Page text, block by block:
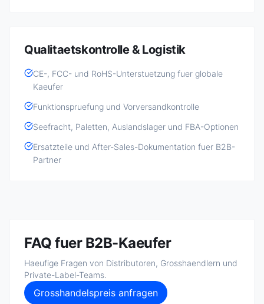
Qualitaetskontrolle & Logistik
CE-, FCC- und RoHS-Unterstuetzung fuer globale
Kaeufer
Funktionspruefung und Vorversandkontrolle
Seefracht, Paletten, Auslandslager und FBA-Optionen
Ersatzteile und After-Sales-Dokumentation fuer B2B-
Partner
FAQ fuer B2B-Kaeufer
Haeufige Fragen von Distributoren, Grosshaendlern und
Private-Label-Teams.
Grosshandelspreis anfragen